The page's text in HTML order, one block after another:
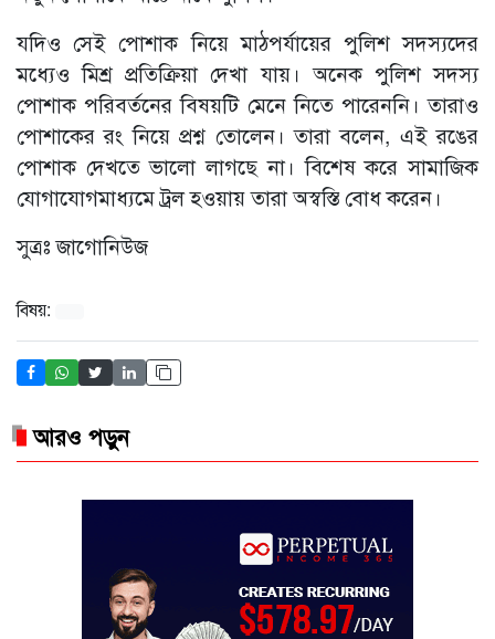
যদিও সেই পোশাক নিয়ে মাঠপর্যায়ের পুলিশ সদস্যদের
মধ্যেও মিশ্র প্রতিক্রিয়া দেখা যায়। অনেক পুলিশ সদস্য
পোশাক পরিবর্তনের বিষয়টি মেনে নিতে পারেননি। তারাও
পোশাকের রং নিয়ে প্রশ্ন তোলেন। তারা বলেন, এই রঙের
পোশাক দেখতে ভালো লাগছে না। বিশেষ করে সামাজিক
যোগাযোগমাধ্যমে ট্রল হওয়ায় তারা অস্বস্তি বোধ করেন।
সুত্রঃ জাগোনিউজ
বিষয়:
আরও পড়ুন